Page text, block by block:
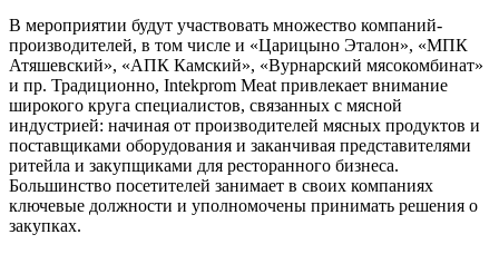
В мероприятии будут участвовать множество компаний-
производителей, в том числе и «Царицыно Эталон», «МПК
Атяшевский», «АПК Камский», «Вурнарский мясокомбинат»
и пр. Традиционно, Intekprom Meat привлекает внимание
широкого круга специалистов, связанных с мясной
индустрией: начиная от производителей мясных продуктов и
поставщиками оборудования и заканчивая представителями
ритейла и закупщиками для ресторанного бизнеса.
Большинство посетителей занимает в своих компаниях
ключевые должности и уполномочены принимать решения о
закупках.